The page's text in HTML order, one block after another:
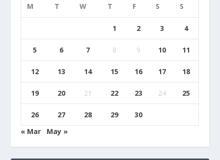
M T W T F S S
1 2 3 4
5 6 7 8 9 10 11
12 13 14 15 16 17 18
19 20 21 22 23 24 25
26 27 28 29
30
« Mar
May »